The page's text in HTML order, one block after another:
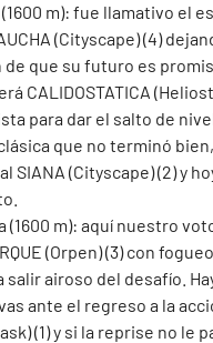
(1600 m): fue llamativo el
(Cityscape) (4)
que su futuro es
CALIDOSTATICA
para dar el salto de
que no terminó
SIANA (Cityscape) (2) y
(1600 m): aquí nuestro
(Orpen) (3) con
salir airoso del desafío.
ante el regreso a la
(1) y si la reprise no le